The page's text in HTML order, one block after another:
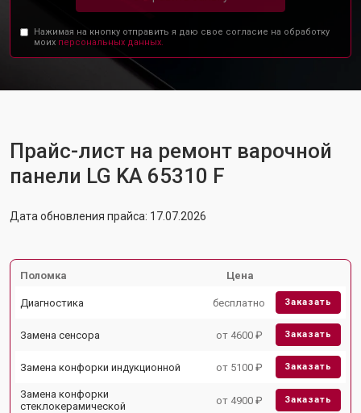
Нажимая на кнопку отправить я даю свое согласие на обработку
моих персональных данных.
Прайс-лист на ремонт варочной
панели LG KA 65310 F
Дата обновления прайса: 17.07.2026
Поломка Цена
Диагностика бесплатно Заказать
Замена сенсора от 4600 ₽ Заказать
Замена конфорки индукционной от 5100 ₽ Заказать
Замена конфорки
стеклокерамической
от 4900 ₽ Заказать